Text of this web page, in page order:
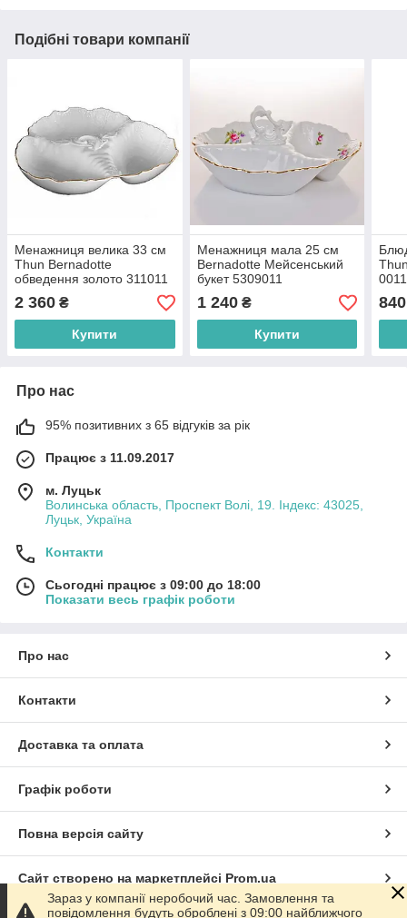
Подібні товари компанії
Менажниця велика 33 см
Thun Bernadotte
обведення золото 311011
2 360 ₴
Купити
Менажниця мала 25 см
Bernadotte Мейсенський
букет 5309011
1 240₴
Купити
840
Про нас
95% позитивних з 65 відгуків за рік
Працює з 11.09.2017
м. Луцьк
Волинська область, Проспект Волі, 19. Індекс: 43025,
Луцьк, Україна
Контакти
Сьогодні працює з 09:00 до 18:00
Показати весь графік роботи
Про нас
Контакти
Доставка та оплата
Графік роботи
Повна версія сайту
Сайт створено на маркетплейсі Prom.ua
Зараз у компанії неробочий час. Замовлення та
повідомлення будуть оброблені з 09:00 найближчого